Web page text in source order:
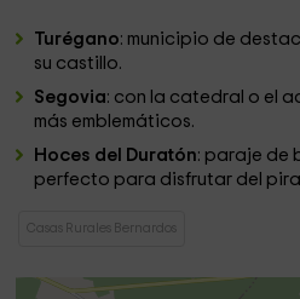
Turégano: municipio de
su castillo.
Segovia: con la catedral o el
más emblemáticos.
Hoces del Duratón: paraje de
perfecto para disfrutar del
Casas Rurales Bernardos